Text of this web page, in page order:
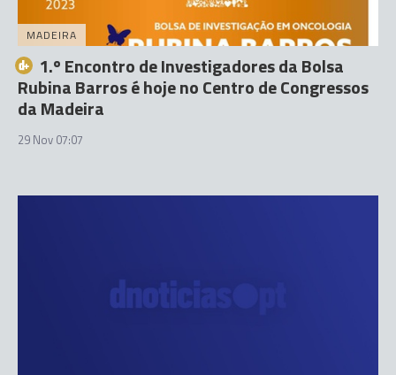
MADEIRA
1.º Encontro de Investigadores da Bolsa
Rubina Barros é hoje no Centro de Congressos
da Madeira
29 Nov 07:07